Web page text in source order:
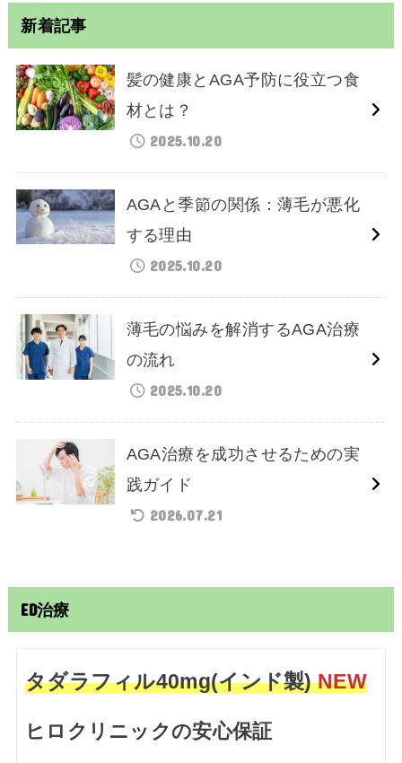
新着記事
髪の健康とAGA予防に役立つ食
材とは？
2025.10.20
AGAと季節の関係：薄毛が悪化
する理由
2025.10.20
薄毛の悩みを解消するAGA治療
の流れ
2025.10.20
AGA治療を成功させるための実
践ガイド
2026.07.21
ED治療
タダラフィル40mg(インド製)NEW
ヒロクリニックの安心保証